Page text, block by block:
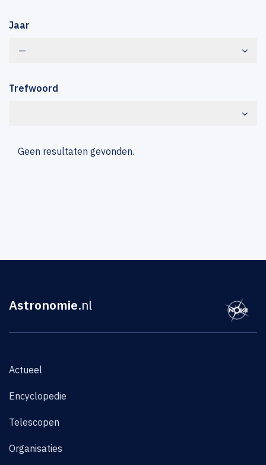
Jaar
—
Trefwoord
Geen resultaten gevonden.
Astronomie.nl
Actueel
Encyclopedie
Telescopen
Organisaties